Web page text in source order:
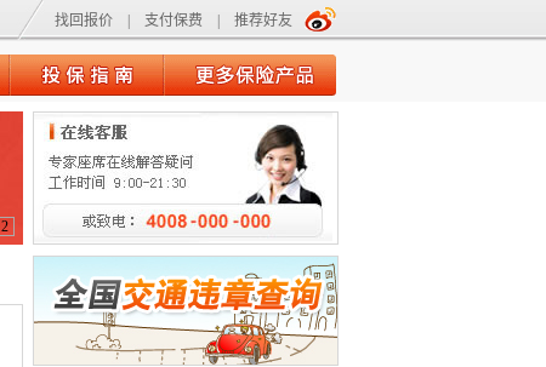
找回报价 支付保费 推荐好友
2